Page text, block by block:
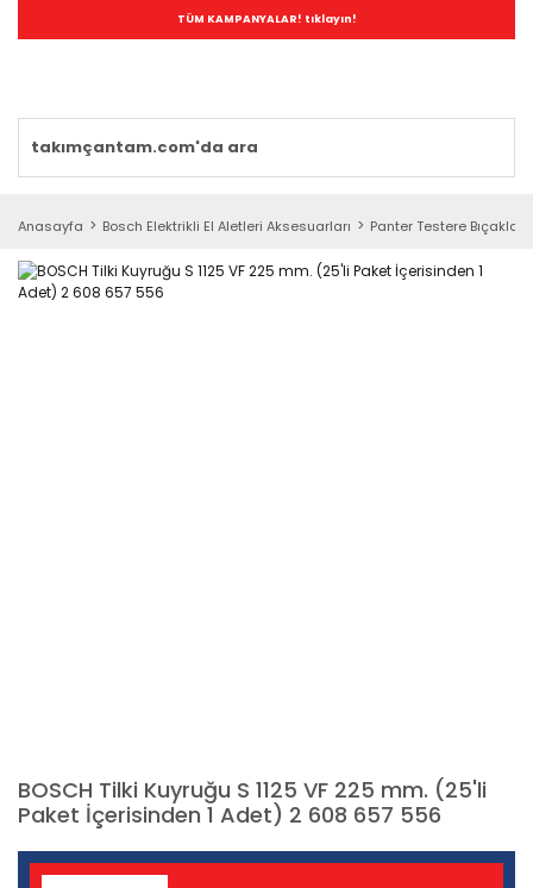
TÜM KAMPANYALAR! tıklayın!
Anasayfa Bosch Elektrikli El Aletleri Aksesuarları Panter Testere Bıçakları
BOSCH Tilki Kuyruğu S 1125 VF 225 mm. (25'li
Paket İçerisinden 1 Adet) 2 608 657 556